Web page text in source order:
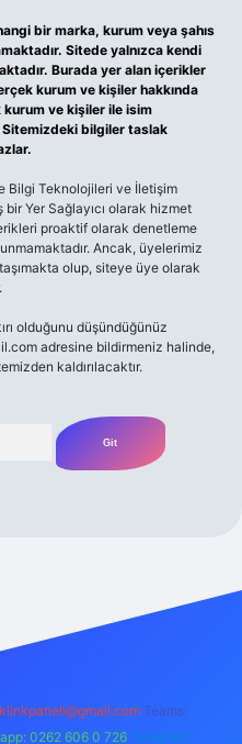
bir marka, kurum veya şahıs
Sitede yalnızca kendi
Burada yer alan içerikler
kurum ve kişiler hakkında
kurum ve kişiler ile isim
bilgiler taslak
Bilgi Teknolojileri ve İletişim
bir Yer Sağlayıcı olarak hizmet
proaktif olarak denetleme
Ancak, üyelerimiz
olup, siteye üye olarak
olduğunu düşündüğünüz
adresine bildirmeniz halinde,
kaldırılacaktır.
m elexbet
Teams:
0262 606 0 726 Telegram: